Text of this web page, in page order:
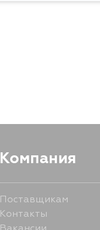
Компания
Поставщикам
Контакты